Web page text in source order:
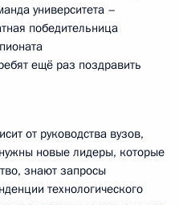
университета –
победительница
ещё раз поздравить
от руководства вузов,
новые лидеры, которые
знают запросы
технологического